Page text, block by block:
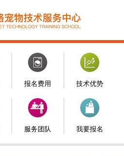
报名费用 技术优势
服务团队 我要报名